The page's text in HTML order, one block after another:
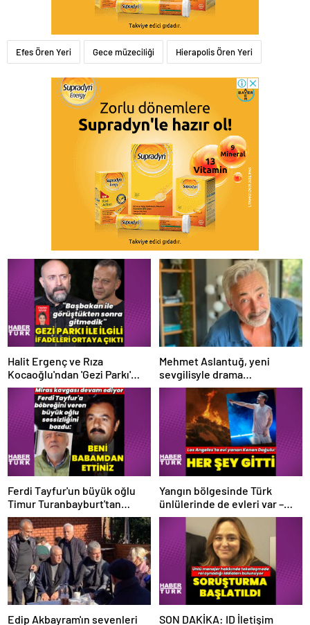
Efes Ören Yeri Gece müzeciliği Hierapolis Ören Yeri
Halit Ergenç ve Rıza
Kocaoğlu'ndan 'Gezi Parkı'
ifadesi – Magazin haberleri
Mehmet Aslantuğ, yeni
sevgilisyle drama
çalışmalarında tanıştı –
Magazin haberleri
Ferdi Tayfur'un büyük oğlu
Timur Turanbayburt'tan
açıklama Magazin haberleri
Yangın bölgesinde Türk
ünlülerinde de evleri var –
Magazin haberleri
Edip Akbayram'ın sevenleri
SON DAKİKA: ID İletişim